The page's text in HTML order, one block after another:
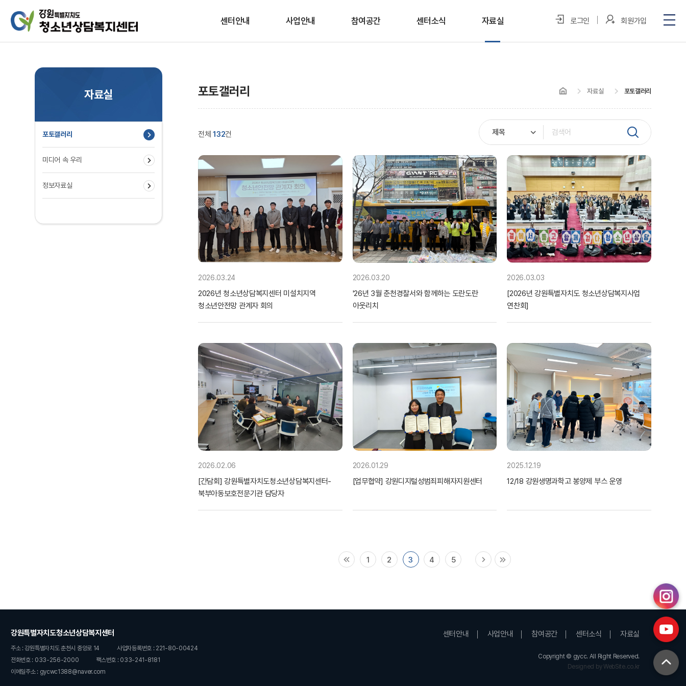
센터안내 사업안내 참여공간
온라인 상담실
센터소식 자료실 로그인 회원가입
자료실
포토갤러리
미디어 속 우리
정보자료실
포토갤러리 자료실 포토갤러리
전체132건
2026.03.24
2026년 청소년상담복지센터 미설치지역
청소년안전망 관계자 회의
2026.03.20
'26년 3월 춘천경찰서와 함께하는 도란도란
아웃리치
2026.03.03
[2026년 강원특별자치도 청소년상담복지사업
연찬회]
2026.02.06
[간담회] 강원특별자치도청소년상담복지센터-
북부아동보호전문기관 담당자
2026.01.29
[업무협약] 강원디지털성범죄피해자지원센터
2025.12.19
12/18 강원생명과학고 봉양제 부스 운영
1 2 3 4 5
강원특별자치도청소년상담복지센터
주소 : 강원특별자치도 춘천시 중앙로 14
사업자등록번호 : 221-80-00424
전화번호 : 033-256-2000
팩스번호 : 033-241-8181
이메일주소 : gycwc1388@naver.com
센터안내 사업안내 참여공간 센터소식 자료실
Copyright © gycc. All Right Reserved.
Designed by WebSite.co.kr